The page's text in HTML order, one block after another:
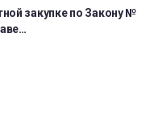
закупке по Закону №